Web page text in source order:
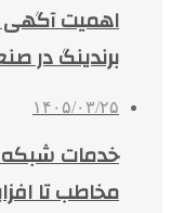
اهمیت آگهی
برندینگ در
۱۴۰۵/۰۳/۲۵
مخاطب تا